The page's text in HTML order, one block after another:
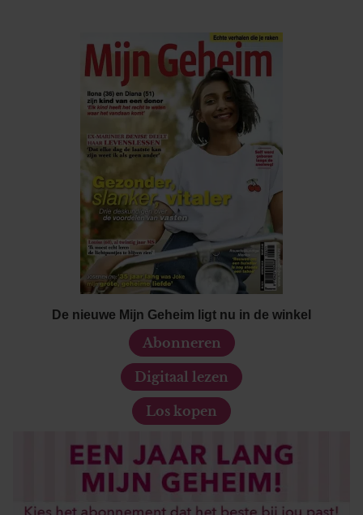
De nieuwe Mijn Geheim ligt nu in de winkel
Abonneren
Digitaal lezen
Los kopen